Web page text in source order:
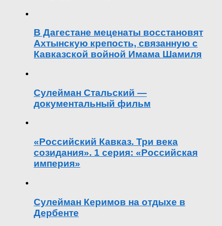
В Дагестане меценаты восстановят
Ахтынскую крепость, связанную с
Кавказской войной Имама Шамиля
Сулейман Стальский —
документальный фильм
«Российский Кавказ. Три века
созидания». 1 серия: «Российская
империя»
Сулейман Керимов на отдыхе в
Дербенте